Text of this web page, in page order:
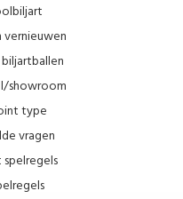
vernieuwen
showroom
type
vragen